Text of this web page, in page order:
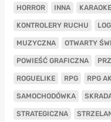
HORROR INNA KARAOKE
KONTROLERY RUCHU
MUZYCZNA OTWARTY
POWIEŚĆ GRAFICZNA
ROGUELIKE RPG RPG
SAMOCHODÓWKA
STRATEGICZNA